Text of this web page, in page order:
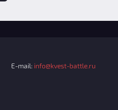
E-mail: info@kvest-battle.ru